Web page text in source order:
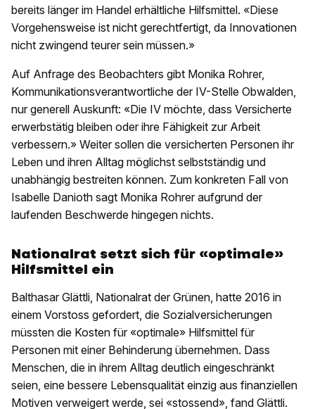
bereits länger im Handel erhältliche Hilfsmittel. «Diese
Vorgehensweise ist nicht gerechtfertigt, da Innovationen
nicht zwingend teurer sein müssen.»
Auf Anfrage des Beobachters gibt Monika Rohrer,
Kommunikationsverantwortliche der IV-Stelle Obwalden,
nur generell Auskunft: «Die IV möchte, dass Versicherte
erwerbstätig bleiben oder ihre Fähigkeit zur Arbeit
verbessern.» Weiter sollen die versicherten Personen ihr
Leben und ihren Alltag möglichst selbstständig und
unabhängig bestreiten können. Zum konkreten Fall von
Isabelle Danioth sagt Monika Rohrer aufgrund der
laufenden Beschwerde hingegen nichts.
Nationalrat setzt sich für «optimale»
Hilfsmittel ein
Balthasar Glättli, Nationalrat der Grünen, hatte 2016 in
einem Vorstoss gefordert, die Sozialversicherungen
müssten die Kosten für «optimale» Hilfsmittel für
Personen mit einer Behinderung übernehmen. Dass
Menschen, die in ihrem Alltag deutlich eingeschränkt
seien, eine bessere Lebensqualität einzig aus finanziellen
Motiven verweigert werde, sei «stossend», fand Glättli.